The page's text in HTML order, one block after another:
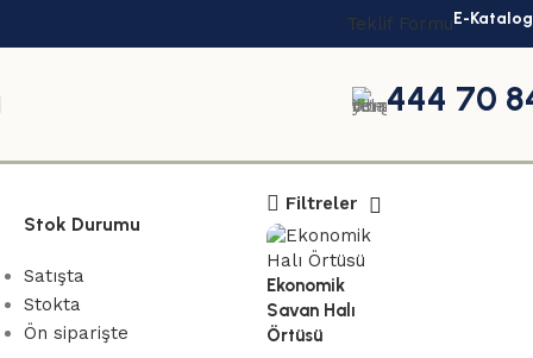
Teklif FormuE-Katalog
444 70
Stok Durumu
Satışta
Stokta
Ön siparişte
Filtreler
Ekonomik
Savan Halı
Örtüsü